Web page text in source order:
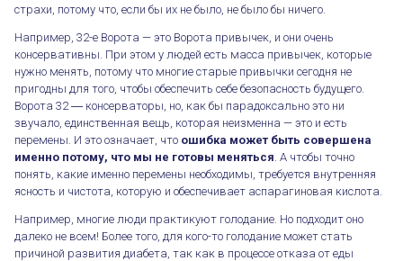
страхи, потому что, если бы их не было, не было бы ничего.
Например, 32-е Ворота — это Ворота привычек, и они очень
консервативны. При этом у людей есть масса привычек, которые
нужно менять, потому что многие старые привычки сегодня не
пригодны для того, чтобы обеспечить себе безопасность будущего.
Ворота 32 ― консерваторы, но, как бы парадоксально это ни
звучало, единственная вещь, которая неизменна — это и есть
перемены. И это означает, что ошибка может быть совершена
именно потому, что мы не готовы меняться . А чтобы точно
понять, какие именно перемены необходимы, требуется внутренняя
ясность и чистота, которую и обеспечивает аспарагиновая кислота.
Например, многие люди практикуют голодание. Но подходит оно
далеко не всем! Более того, для кого-то голодание может стать
причиной развития диабета, так как в процессе отказа от еды